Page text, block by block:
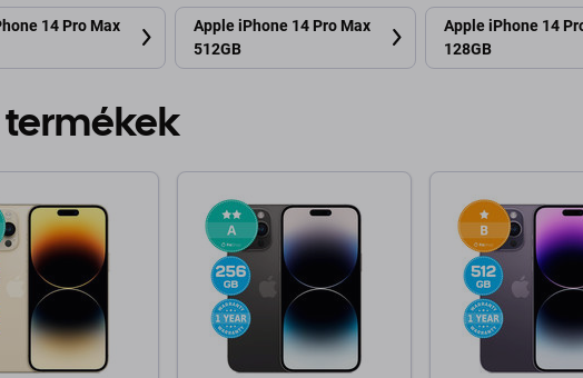
14 Pro Max
Apple iPhone 14 Pro Max
512GB
Apple iPhone 14
128GB
termékek